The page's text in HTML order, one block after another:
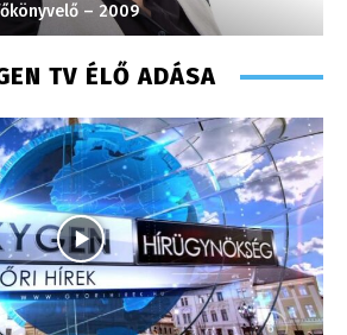
– 2009
TV ÉLŐ ADÁSA